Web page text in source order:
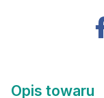
Opis towaru